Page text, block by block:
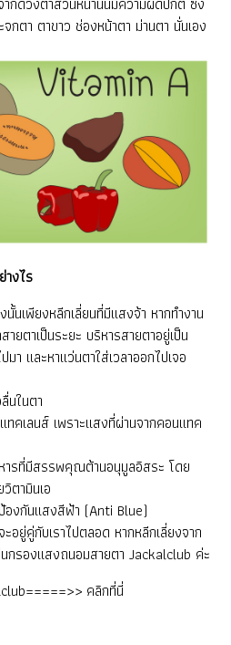
ตา ตาขาว ช่องหน้าตา ม่านตา นั่นเอง
างไร
นเพียงหลีกเลี่ยนที่มีแสงจ้า หากทำงาน
ยตาเป็นระยะ บริหารสายตาอยู่เป็น
า และหาแว่นตาใส่เวลาออกไปเจอ
นในตา
ทคเลนส์ เพราะแสงที่ผ่านจากคอนแทค
ารที่มีสรรพคุณต้านอนุมูลอิสระ โดย
ตามินเอ
งกันแสงสีฟ้า (Anti Blue)
ยู่คู่กับเราไปตลอด หากหลีกเลี่ยงจาก
กรองแสงถนอมสายตา Jackalclub ค่ะ
คลิกที่นี่